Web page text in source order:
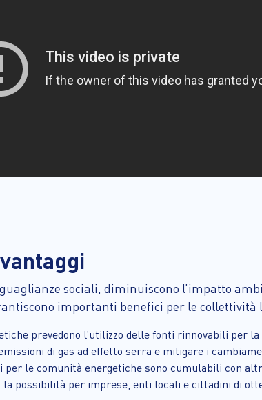
sociali, diminuiscono l’impatto
importanti benefici per le collettività
prevedono l’utilizzo delle fonti rinnovabili per
di gas ad effetto serra e mitigare i
le comunità energetiche sono cumulabili con
la possibilità per imprese, enti locali e cittadini di